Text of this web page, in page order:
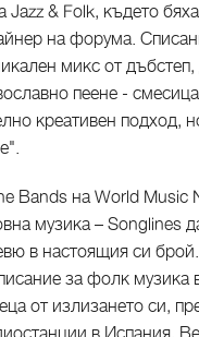
& Folk, където
на форума.
микс от
пеене -
креативен подход,
Bands на World Music
музика – Songlines
в настоящия си
за фолк музика
от излизането си,